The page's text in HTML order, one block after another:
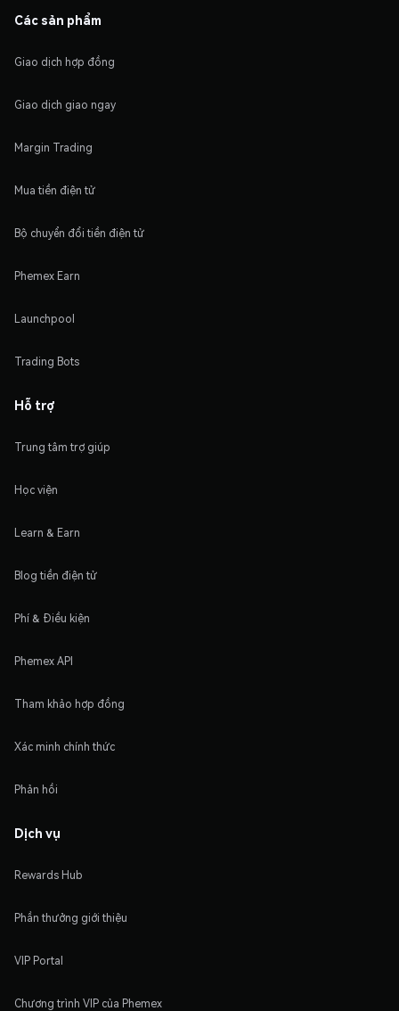
Các sản phẩm
Giao dịch hợp đồng
Giao dịch giao ngay
Margin Trading
Mua tiền điện tử
Bộ chuyển đổi tiền điện tử
Phemex Earn
Launchpool
Trading Bots
Hỗ trợ
Trung tâm trợ giúp
Học viện
Learn & Earn
Blog tiền điện tử
Phí & Điều kiện
Phemex API
Tham khảo hợp đồng
Xác minh chính thức
Phản hồi
Dịch vụ
Rewards Hub
Phần thưởng giới thiệu
VIP Portal
Chương trình VIP của Phemex